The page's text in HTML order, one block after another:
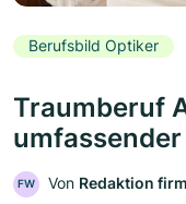
Berufsbild Optiker
Traumberuf
FW Von Redaktion